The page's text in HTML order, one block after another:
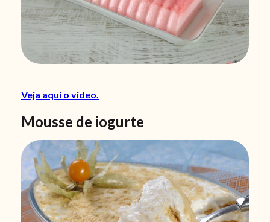
Veja aqui o video.
Mousse de iogurte